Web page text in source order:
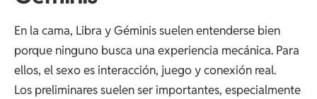
En la cama, Libra y Géminis suelen entenderse bien
porque ninguno busca una experiencia mecánica. Para
ellos, el sexo es interacción, juego y conexión real.
Los preliminares suelen ser importantes, especialmente